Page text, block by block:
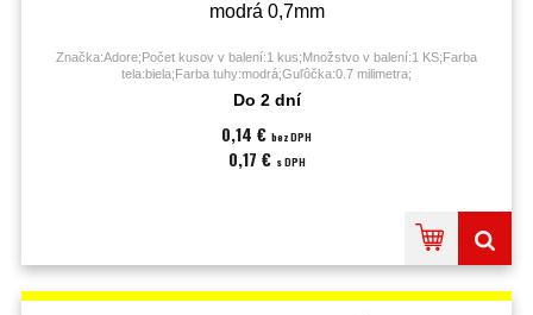
modrá 0,7mm
Značka:Adore;Počet kusov v balení:1 kus;Množstvo v balení:1 KS;Farba
tela:biela;Farba tuhy:modrá;Guľôčka:0.7 milimetra;
Do 2 dní
0,14 € bez DPH
0,17 € s DPH